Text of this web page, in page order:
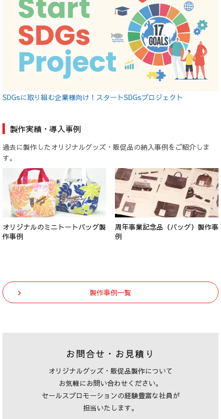
SDGsに取り組む企業様向け！スタートSDGsプロジェクト
製作実績・導入事例
過去に製作したオリジナルグッズ・販促品の納入事例をご紹介しま
す。
オリジナルのミニトートバッグ製
作事例
周年事業記念品（バッグ）製作事
例
製作事例一覧
お問合せ・お見積り
オリジナルグッズ・販促品製作について
お気軽にお問い合わせください。
セールスプロモーションの経験豊富な社員が
担当いたします。